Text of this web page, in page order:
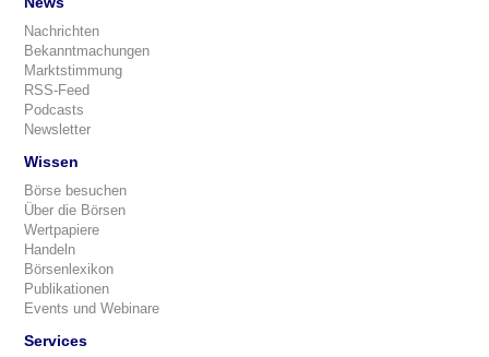
Nachrichten
Bekanntmachungen
Marktstimmung
RSS-Feed
Podcasts
Newsletter
Wissen
Börse besuchen
Über die Börsen
Wertpapiere
Handeln
Börsenlexikon
Publikationen
Events und Webinare
Services